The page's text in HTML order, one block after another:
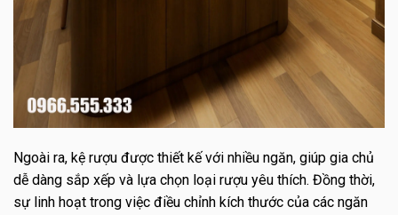
Ngoài ra, kệ rượu được thiết kế với nhiều ngăn, giúp gia chủ
dễ dàng sắp xếp và lựa chọn loại rượu yêu thích. Đồng thời,
sự linh hoạt trong việc điều chỉnh kích thước của các ngăn